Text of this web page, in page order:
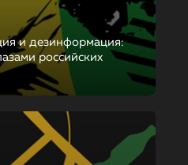
и дезинформация:
российских